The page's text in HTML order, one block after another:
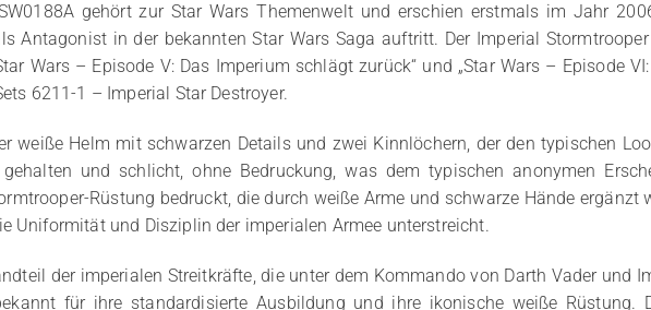
gehört zur Star Wars Themenwelt und erschien erstmals im Jahr
Antagonist in der bekannten Star Wars Saga auftritt. Der Imperial
Wars – Episode V: Das Imperium schlägt zurück“ und „Star Wars – Episode
6211-1 – Imperial Star Destroyer.
weiße Helm mit schwarzen Details und zwei Kinnlöchern, der den typischen
und schlicht, ohne Bedruckung, was dem typischen anonymen
Rüstung bedruckt, die durch weiße Arme und schwarze Hände ergänzt
Uniformität und Disziplin der imperialen Armee unterstreicht.
der imperialen Streitkräfte, die unter dem Kommando von Darth Vader und
für ihre standardisierte Ausbildung und ihre ikonische weiße Rüstung.